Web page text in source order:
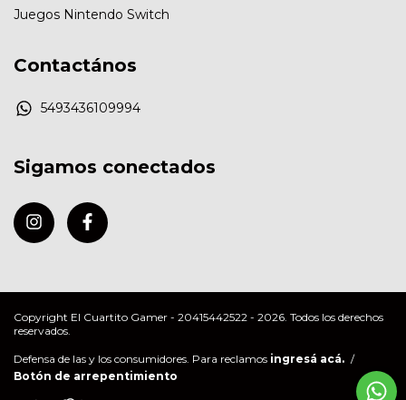
Juegos Nintendo Switch
Contactános
5493436109994
Sigamos conectados
Copyright El Cuartito Gamer - 20415442522 - 2026. Todos los derechos
reservados.
Defensa de las y los consumidores. Para reclamos ingresá acá. /
Botón de arrepentimiento